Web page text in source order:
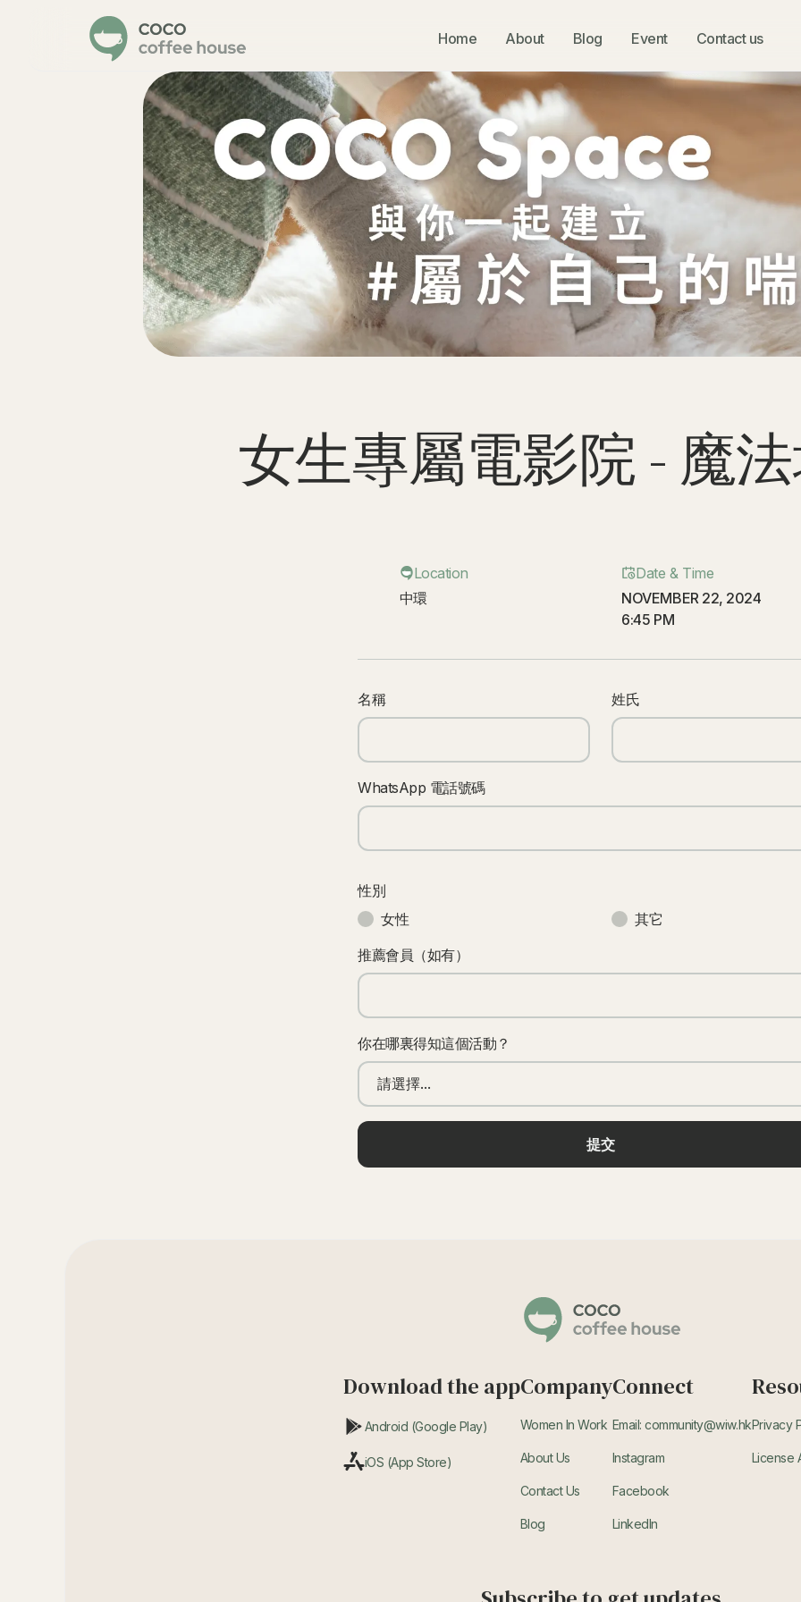
Home About Blog Event Contact us
女生專屬電影院 - 魔
Location
中環
Date & Time
NOVEMBER 22, 2024
6:45 PM
名稱 姓氏
WhatsApp 電話號碼
性別
女性
其它
推薦會員（如有）
你在哪裏得知這個活動？
Download the app
Android (Google Play)
iOS (App Store)
Company
Women In Work
About Us
Contact Us
Blog
Connect
Email: community@wiw.hk
Instagram
Facebook
LinkedIn
Privacy
License